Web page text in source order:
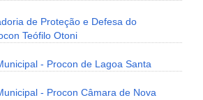
de Proteção e Defesa do
Teófilo Otoni
- Procon de Lagoa Santa
- Procon Câmara de Nova